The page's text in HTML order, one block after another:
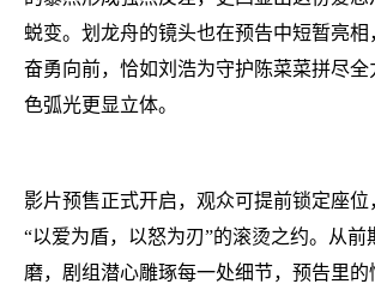
蜕变。划龙舟的镜头也在预告中短暂亮相
奋勇向前，恰如刘浩为守护陈菜菜拼尽全
色弧光更显立体。
影片预售正式开启，观众可提前锁定座位
“以爱为盾，以怒为刃”的滚烫之约。从前
磨，剧组潜心雕琢每一处细节，预告里的